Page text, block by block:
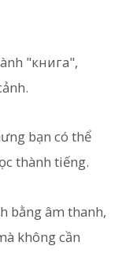
"книга",
bạn có thể
thành tiếng.
bằng âm thanh,
không cần